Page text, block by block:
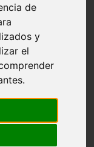
de
y
el